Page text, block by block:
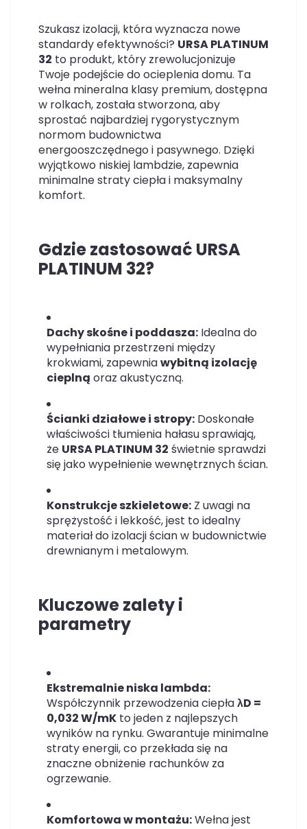
Szukasz izolacji, która wyznacza nowe
standardy efektywności? URSA PLATINUM
32 to produkt, który zrewolucjonizuje
Twoje podejście do ocieplenia domu. Ta
wełna mineralna klasy premium, dostępna
w rolkach, została stworzona, aby
sprostać najbardziej rygorystycznym
normom budownictwa
energooszczędnego i pasywnego. Dzięki
wyjątkowo niskiej lambdzie, zapewnia
minimalne straty ciepła i maksymalny
komfort.
Gdzie zastosować URSA
PLATINUM 32?
Dachy skośne i poddasza: Idealna do
wypełniania przestrzeni między
krokwiami, zapewniawybitną izolację
cieplną oraz akustyczną.
Ścianki działowe i stropy: Doskonałe
właściwości tłumienia hałasu sprawiają,
że URSA PLATINUM 32 świetnie sprawdzi
się jako wypełnienie wewnętrznych ścian.
Konstrukcje szkieletowe: Z uwagi na
sprężystość i lekkość, jest to idealny
materiał do izolacji ścian w budownictwie
drewnianym i metalowym.
Kluczowe zalety i
parametry
Ekstremalnie niska lambda:
Współczynnik przewodzenia ciepłaλD =
0,032 W/mK to jeden z najlepszych
wyników na rynku. Gwarantuje minimalne
straty energii, co przekłada się na
znaczne obniżenie rachunków za
ogrzewanie.
Komfortowa w montażu:Wełna jest